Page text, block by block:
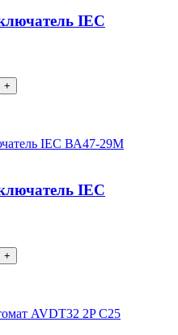
IEC
+
IEC
+